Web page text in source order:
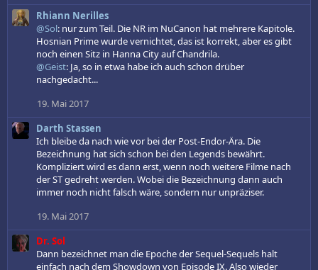
Rhiann Nerilles
@Sol: nur zum Teil. Die NR im NuCanon hat mehrere Kapitole.
Hosnian Prime wurde vernichtet, das ist korrekt, aber es gibt
noch einen Sitz in Hanna City auf Chandrila.
@Geist: Ja, so in etwa habe ich auch schon drüber
nachgedacht...
19. Mai 2017
Darth Stassen
Ich bleibe da nach wie vor bei der Post-Endor-Ära. Die
Bezeichnung hat sich schon bei den Legends bewährt.
Kompliziert wird es dann erst, wenn noch weitere Filme nach
der ST gedreht werden. Wobei die Bezeichnung dann auch
immer noch nicht falsch wäre, sondern nur unpräziser.
19. Mai 2017
Dr. Sol
Dann bezeichnet man die Epoche der Sequel-Sequels halt
einfach nach dem Showdown von Episode IX. Also wieder